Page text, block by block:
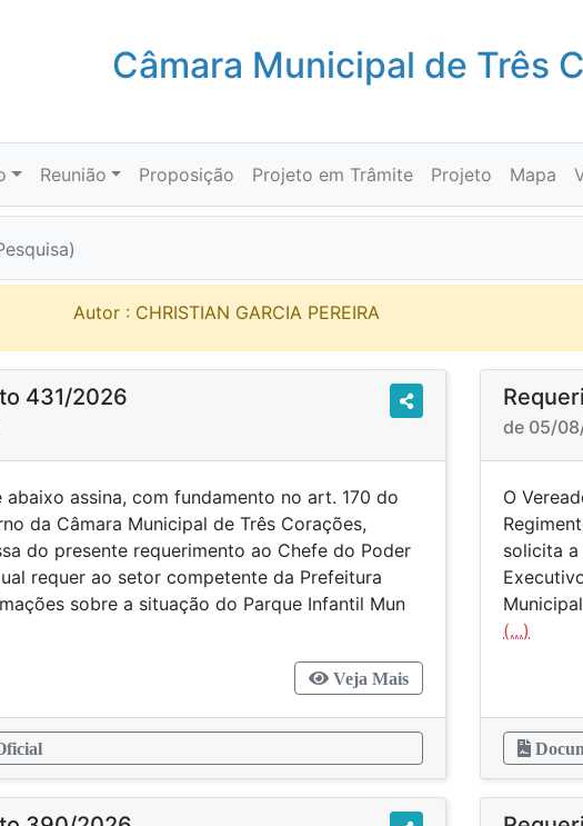
Câmara Municipal de Três
Reunião Proposição Projeto em Trâmite Projeto Mapa
Autor : CHRISTIAN GARCIA PEREIRA
431/2026
abaixo assina, com fundamento no art. 170 do
da Câmara Municipal de Três Corações,
do presente requerimento ao Chefe do Poder
requer ao setor competente da Prefeitura
sobre a situação do Parque Infantil Mun
Veja Mais
de 05/
O
solicita
(...)